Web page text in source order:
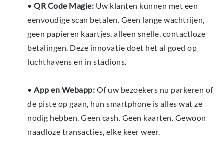
• QR Code Magie: Uw klanten kunnen met een
eenvoudige scan betalen. Geen lange wachtrijen,
geen papieren kaartjes, alleen snelle, contactloze
betalingen. Deze innovatie doet het al goed op
luchthavens en in stadions.
• App en Webapp: Of uw bezoekers nu parkeren of
de piste op gaan, hun smartphone is alles wat ze
nodig hebben. Geen cash. Geen kaarten. Gewoon
naadloze transacties, elke keer weer.